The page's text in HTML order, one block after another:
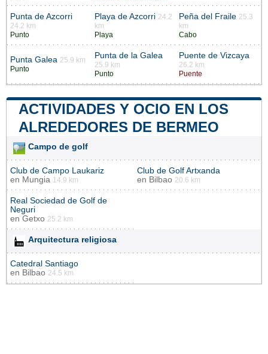
Punta de Azcorri
24.2 km
Punto
Playa de Azcorri 24.2
km
Playa
Peña del Fraile 25.3
km
Cabo
Punta Galea 25.9 km
Punto
Punta de la Galea
25.9 km
Punto
Puente de Vizcaya
26.2 km
Puente
ACTIVIDADES Y OCIO EN LOS
ALREDEDORES DE BERMEO
Campo de golf
Club de Campo Laukariz
en Mungia 14.9 km
Club de Golf Artxanda
en Bilbao 20.6 km
Real Sociedad de Golf de
Neguri
en Getxo 25.2 km
Arquitectura religiosa
Catedral Santiago
en Bilbao 24.5 km